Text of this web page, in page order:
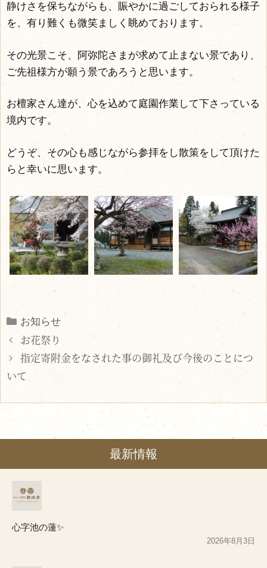
静けさを保ちながらも、賑やかに過ごしておられる様子
を、有り難くも微笑ましく眺めております。
その光景こそ、阿弥陀さまが求めて止まない景であり、
ご先祖様方が願う景であろうと思います。
お檀家さん達が、心を込めて庭園作業して下さっている
境内です。
どうぞ、その心も感じながら参拝をし散策をして頂けた
らと幸いに思います。
Categories
お知らせ
お花祭り
指定寄附金をなされた事の御礼及び今後のことにつ
いて
最新情報
心字池の蓮✨
2026年8月3日